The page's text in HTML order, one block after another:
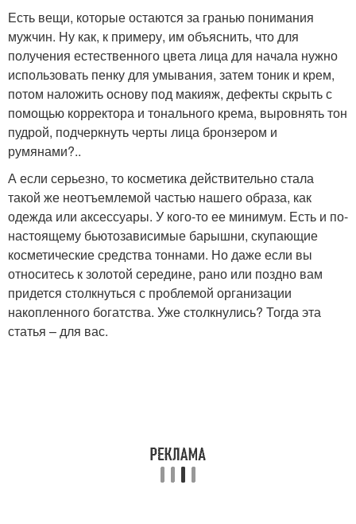
Есть вещи, которые остаются за гранью понимания
мужчин. Ну как, к примеру, им объяснить, что для
получения естественного цвета лица для начала нужно
использовать пенку для умывания, затем тоник и крем,
потом наложить основу под макияж, дефекты скрыть с
помощью корректора и тонального крема, выровнять тон
пудрой, подчеркнуть черты лица бронзером и
румянами?..
А если серьезно, то косметика действительно стала
такой же неотъемлемой частью нашего образа, как
одежда или аксессуары. У кого-то ее минимум. Есть и по-
настоящему бьютозависимые барышни, скупающие
косметические средства тоннами. Но даже если вы
относитесь к золотой середине, рано или поздно вам
придется столкнуться с проблемой организации
накопленного богатства. Уже столкнулись? Тогда эта
статья – для вас.